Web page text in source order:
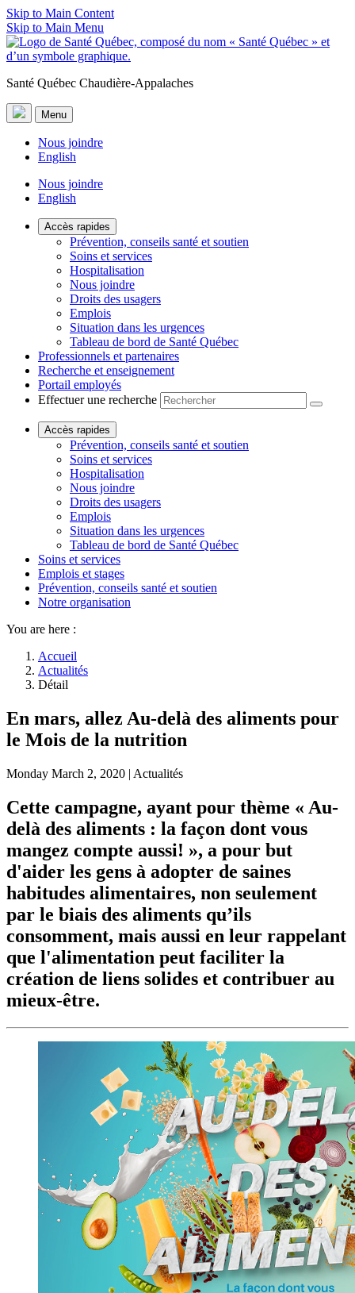
Skip to Main Content
Skip to Main Menu
Santé Québec Chaudière-Appalaches
Menu
Nous joindre
English
Nous joindre
English
Accès rapides
Prévention, conseils santé et soutien
Soins et services
Hospitalisation
Nous joindre
Droits des usagers
Emplois
Situation dans les urgences
Tableau de bord de Santé Québec
Professionnels et partenaires
Recherche et enseignement
Portail employés
Effectuer une recherche
Accès rapides
Prévention, conseils santé et soutien
Soins et services
Hospitalisation
Nous joindre
Droits des usagers
Emplois
Situation dans les urgences
Tableau de bord de Santé Québec
Soins et services
Emplois et stages
Prévention, conseils santé et soutien
Notre organisation
You are here :
Accueil
Actualités
Détail
En mars, allez Au-delà des aliments pour
le Mois de la nutrition
Monday March 2, 2020 | Actualités
Cette campagne, ayant pour thème « Au-
delà des aliments : la façon dont vous
mangez compte aussi! », a pour but
d'aider les gens à adopter de saines
habitudes alimentaires, non seulement
par le biais des aliments qu’ils
consomment, mais aussi en leur rappelant
que l'alimentation peut faciliter la
création de liens solides et contribuer au
mieux-être.